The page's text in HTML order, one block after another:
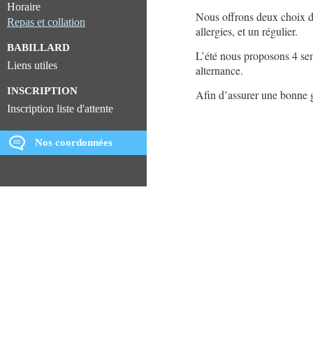
Horaire
Repas et collation
BABILLARD
Liens utiles
INSCRIPTION
Inscription liste d'attente
Nos coordonnées
Nous offrons deux choix
allergies, et un régulier.
L’été nous proposons 4
alternance.
Afin d’assurer une bonne